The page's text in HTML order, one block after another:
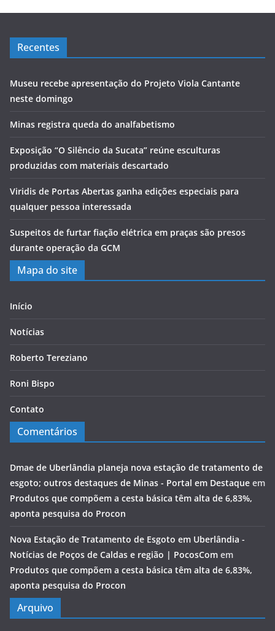
Recentes
Museu recebe apresentação do Projeto Viola Cantante
neste domingo
Minas registra queda do analfabetismo
Exposição “O Silêncio da Sucata” reúne esculturas
produzidas com materiais descartado
Viridis de Portas Abertas ganha edições especiais para
qualquer pessoa interessada
Suspeitos de furtar fiação elétrica em praças são presos
durante operação da GCM
Mapa do site
Início
Notícias
Roberto Tereziano
Roni Bispo
Contato
Comentários
Dmae de Uberlândia planeja nova estação de tratamento de
esgoto; outros destaques de Minas - Portal em Destaque em
Produtos que compõem a cesta básica têm alta de 6,83%,
aponta pesquisa do Procon
Nova Estação de Tratamento de Esgoto em Uberlândia -
Notícias de Poços de Caldas e região | PocosCom em
Produtos que compõem a cesta básica têm alta de 6,83%,
aponta pesquisa do Procon
Arquivo